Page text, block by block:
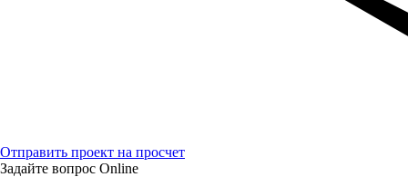
Отправить проект на просчет
Задайте вопрос Online